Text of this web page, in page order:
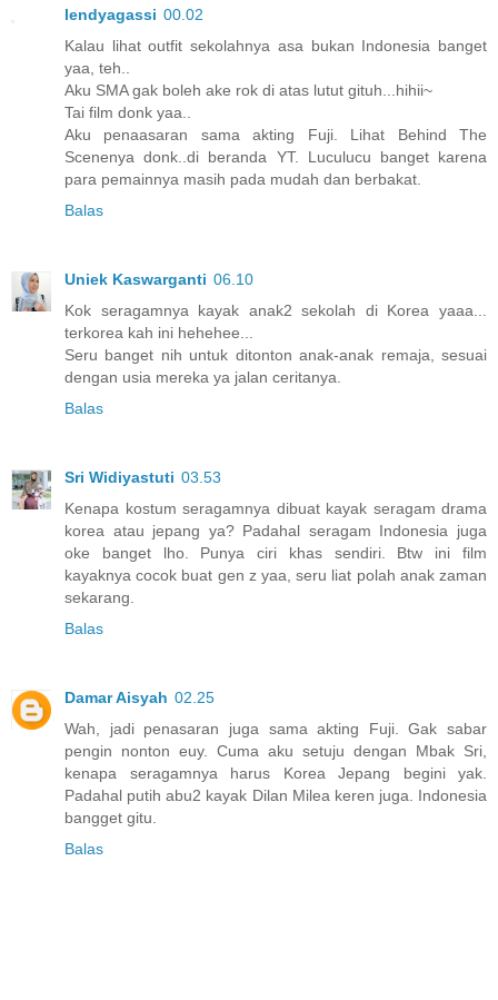
lendyagassi 00.02
Kalau lihat outfit sekolahnya asa bukan Indonesia banget
yaa, teh..
Aku SMA gak boleh ake rok di atas lutut gituh...hihii~
Tai film donk yaa..
Aku penaasaran sama akting Fuji. Lihat Behind The
Scenenya donk..di beranda YT. Luculucu banget karena
para pemainnya masih pada mudah dan berbakat.
Balas
Uniek Kaswarganti 06.10
Kok seragamnya kayak anak2 sekolah di Korea yaaa...
terkorea kah ini hehehee...
Seru banget nih untuk ditonton anak-anak remaja, sesuai
dengan usia mereka ya jalan ceritanya.
Balas
Sri Widiyastuti 03.53
Kenapa kostum seragamnya dibuat kayak seragam drama
korea atau jepang ya? Padahal seragam Indonesia juga
oke banget lho. Punya ciri khas sendiri. Btw ini film
kayaknya cocok buat gen z yaa, seru liat polah anak zaman
sekarang.
Balas
Damar Aisyah 02.25
Wah, jadi penasaran juga sama akting Fuji. Gak sabar
pengin nonton euy. Cuma aku setuju dengan Mbak Sri,
kenapa seragamnya harus Korea Jepang begini yak.
Padahal putih abu2 kayak Dilan Milea keren juga. Indonesia
bangget gitu.
Balas